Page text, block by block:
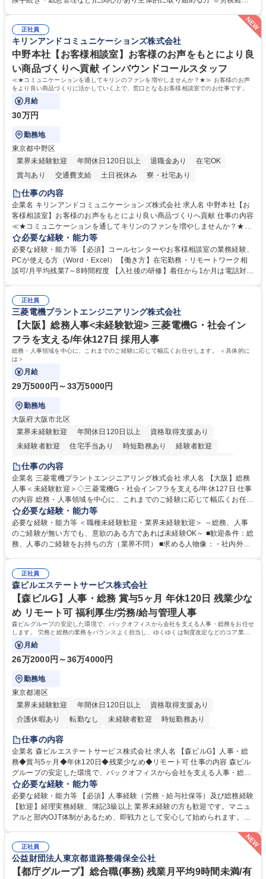
★メンバーがマンツーマンで丁寧に教えるため、ご経験が浅くても安心！
幅広く経験を積みたい意欲がある方に最適な環境です。 募集職種 【総
務・人事】未経験歓迎/日立グループ/組織運営を支えるゼネラリストを目
指す
マネジメント職として活躍したい 【尚可】■人事、労務、採用、教育業務
のご経験 ■労務管理（給与計算・社会保険手続き・勤怠管理など）の経験
■衛生管理者の資格をお持ちの方 学歴・資格 学歴：大学院 大学 高専 短大
専修学校 高校 語学力： 資格：
正社員
キリンアンドコミュニケーションズ株式会社
中野本社【お客様相談室】お客様のお声をもとにより良
い商品づくりへ貢献 インバウンドコールスタッフ
≪★コミュニケーションを通してキリンのファンを増やしませんか？★≫ お客様のお声
をより良い商品づくりに活かしていく上で、窓口となるお客様相談室でのお仕事です。
月給
30万円
勤務地
東京都中野区
業界未経験歓迎
年間休日120日以上 退職金あり
在宅OK
賞与あり
交通費支給 土日祝休み 寮・社宅あり
仕事の内容
企業名 キリンアンドコミュニケーションズ株式会社 求人名 中野本社【お
客様相談室】お客様のお声をもとにより良い商品づくりへ貢献 仕事の内容
≪★コミュニケーションを通してキリンのファンを増やしませんか？★≫
お客様のお声をより良い商品づくりに活かしていく上で、窓口となるお客
様相談室でのお仕事です。 日々お客様からいただくキリングループへのご
意見を、企業活動に活かしています。お客様からの声に迅速かつ誠意をも
って対応、情報提供するとともにグループ内活動に反映しています。 【具
平均100件前後■メール・手紙：同上40件前後 募集職種 中野本社【お客様
相談室】お客様のお声をもとにより良い商品づくりへ貢献
必要な経験・能力等
必要な経験・能力等 【必須】コールセンターやお客様相談室の業務経験、
PCが使える方（Word・Excel）【働き方】在宅勤務・リモートワーク相
談可/月平均残業7～8時間程度 【入社後の研修】着任から1か月は電話対応
すのでご安心ください。 【当社について】キリングループの広報機能を担
う会社として、お客様との出会いを大切にし、磨き上げたホスピタリティ
を込めてコミュニケーションをとりながら広報関連業務を行っておりま
す。 学歴・資格 学歴：大学院 大学 高専 短大 専修学校 高校 語学力： 資
格：
正社員
三菱電機プラントエンジニアリング株式会社
【大阪】総務人事<未経験歓迎> 三菱電機G・社会イン
フラを支える/年休127日 採用人事
総務・人事領域を中心に、これまでのご経験に応じて幅広くお任せします。 ＜具体的に
は＞
月給
29万5000円～33万5000円
勤務地
大阪府大阪市北区
業界未経験歓迎
年間休日120日以上
資格取得支援あり
未経験者歓迎
住宅手当あり 時短勤務あり
経験者歓迎
退職金あり
駅近5分以内
土日祝休み 服装自由 寮・社宅あり 食事補助あり
仕事の内容
企業名 三菱電機プラントエンジニアリング株式会社 求人名 【大阪】総務
人事＜未経験歓迎＞◇三菱電機G・社会インフラを支える/年休127日 仕事
の内容 総務・人事領域を中心に、これまでのご経験に応じて幅広くお任せ
します。 ＜具体的には＞ ・総務/人事労務（給与・社保・勤怠管理など）
・採用・教育研修 ・福利厚生運用 など ※基本的には事務所勤務ですが、
採用や教育等の業務内容により、関西圏以外への日帰り・宿泊を伴う国内
出張もございます。 ※担当業務を持ちつつ、お互いに助け合いながら、総
必要な経験・能力等
必要な経験・能力等 ＜職種未経験歓迎・業界未経験歓迎＞ ～総務、人事
のご経験が無い方でも、意欲のある方であれば未経験OK～ ■歓迎条件：総
務、人事のご経験をお持ちの方（業界不問） ■求める人物像：・社内外の
正社員
森ビルエステートサービス株式会社
【森ビルG】人事・総務 賞与5ヶ月 年休120日 残業少な
め リモート可 福利厚生/労務/給与管理人事
森ビルグループの安定した環境で、バックオフィスから会社を支える人事・総務をお任せ
します。 労務と総務の業務をバランスよく担当し、ゆくゆくは制度改定などのコア業務
にも挑戦できる、やりがいある環境です。
月給
26万2000円～36万4000円
勤務地
東京都港区
業界未経験歓迎
年間休日120日以上
資格取得支援あり
介護休暇あり
転勤なし 未経験者歓迎
時短勤務あり
経験者歓迎
完全週休2日制
交通費支給 長期歓迎 駅近5分以内 土日祝休み
仕事の内容
企業名 森ビルエステートサービス株式会社 求人名 【森ビルG】人事・総
務◆賞与5ヶ月◆年休120日◆残業少なめ◆リモート可 仕事の内容 森ビル
グループの安定した環境で、バックオフィスから会社を支える人事・総務
をお任せします。 労務と総務の業務をバランスよく担当し、ゆくゆくは制
度改定などのコア業務にも挑戦できる、やりがいある環境です。 ■勤怠管
理、給与計算、社会保険手続き、年末調整等の労務管理全般 ■入退社手続
き、社内規定の改定や人事制度改定などのコア業務 ■社内イベントの企画
は部内のOJTを中心に、あなたの経験に合わせて不足している部分はいつ
でも質問・相談できる環境が整っているため、安心して成長できます。 募
集職種 【森ビルG】人事・総務◆賞与5ヶ月◆年休120日◆残業少なめ◆
リモート可
必要な経験・能力等
必要な経験・能力等 【必須】人事経験（労務・給与社保等）及び総務経験
【歓迎】経理実務経験、簿記3級以上 業界未経験の方も歓迎です。マニュ
アルと部内OJT体制があるため、即戦力として安心して始められます。
ます。定型業務に留まらず、社内規定や人事制度の改定など会社のコア業
務に挑戦できるため、自身の成長と組織への貢献度をダイレクトに実感で
きます。 残業少なめ、週1日リモート可など、ワークライフバランスを保
ち長期活躍できる環境です。 「これまでの幅広い経験を活かし、長期的な
正社員
公益財団法人東京都道路整備保全公社
【都庁グループ】総合職(事務) 残業月平均9時間未満/有